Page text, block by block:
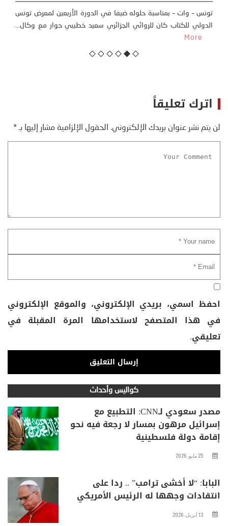
تونس – وات – بمناسبة حلوله ضيفا في الدورة الأربعين لمعرض تونس
الدولي للكتاب كان للروائي الجزائري سعيد خطيبي حوار مع وكال...
More
اترك تعليقاً
لن يتم نشر عنوان بريدك الإلكتروني. الحقول الإلزامية مشار إليها بـ*
احفظ اسمي، بريدي الإلكتروني، والموقع الإلكتروني
في هذا المتصفح لاستخدامها المرة المقبلة في
تعليقي.
كواليس وأحداث
مصدر سعودي لـCNN: التطبيع مع
إسرائيل مرهون بمسار لا رجعة فيه نحو
إقامة دولة فلسطينية
25 مايو، 2026
البابا: “لا أخشى ترامب” .. ردا على
انتقادات وجهها له الرئيس الأمريكي
13 أبريل، 2026